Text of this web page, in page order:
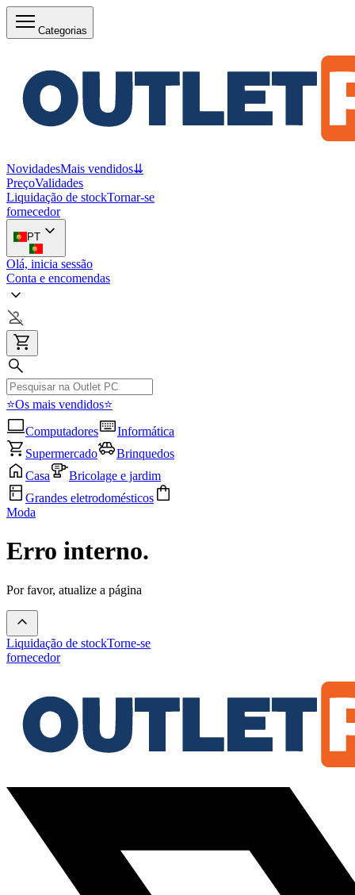
Categorias
NovidadesMais vendidos⇊
PreçoValidades
Liquidação de stockTornar-se
fornecedor
PT
Olá, inicia sessão
Conta e encomendas
⭐Os mais vendidos⭐
Computadores
Informática
Supermercado
Brinquedos
Casa
Bricolage e jardim
Grandes eletrodomésticos
Moda
Erro interno.
Por favor, atualize a página
Liquidação de stockTorne-se
fornecedor